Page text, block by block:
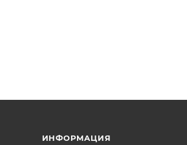
ИНФОРМАЦИЯ